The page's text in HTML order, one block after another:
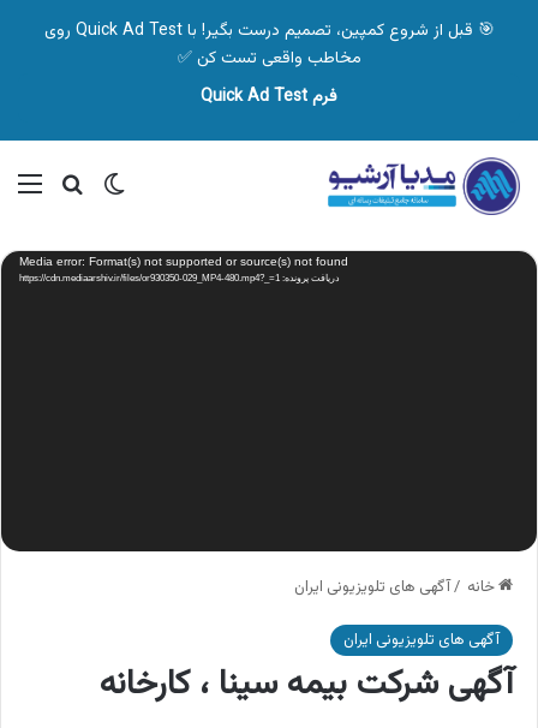
🎯 قبل از شروع کمپین، تصمیم درست بگیر! با Quick Ad Test روی
مخاطب واقعی تست کن ✅
فرم Quick Ad Test
تغییر پوسته
نمایشگر
ویدیو Media error: Format(s) not supported or source(s) not found
دریافت پرونده: https://cdn.mediaarshiv.ir/files/or930350-029_MP4-480.mp4?_=1
خانه /آگهی های تلویزیونی ایران
آگهی های تلویزیونی ایران
آگهی شرکت بیمه سینا ، کارخانه